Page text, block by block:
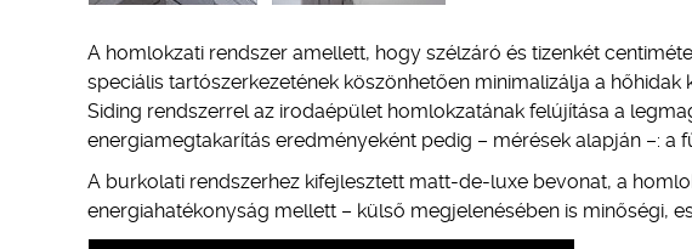
A homlokzati rendszer amellett, hogy szélzáró és tizenkét
speciális tartószerkezetének köszönhetően minimalizálja a
Siding rendszerrel az irodaépület homlokzatának felújítása a
energiamegtakarítás eredményeként pedig – mérések alapján –: a
A burkolati rendszerhez kifejlesztett matt-de-luxe bevonat, a
energiahatékonyság mellett – külső megjelenésében is minőségi,